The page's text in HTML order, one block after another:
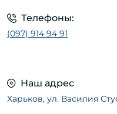
Телефоны:
(097) 914 94 91
Наш адрес
Харьков, ул. Василия